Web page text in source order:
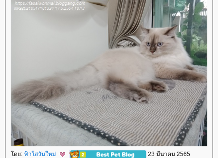
ดย: ฟ้าใสวันใหม่
23 มีนาคม 2565